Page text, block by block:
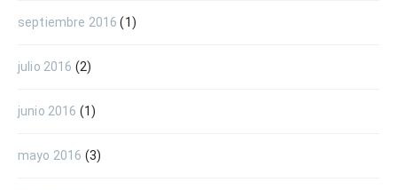
septiembre 2016 (1)
julio 2016 (2)
junio 2016 (1)
mayo 2016 (3)